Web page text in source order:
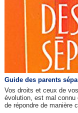
Guide des parents
Vos droits et ceux de
évolution, est mal connu
de répondre de manière